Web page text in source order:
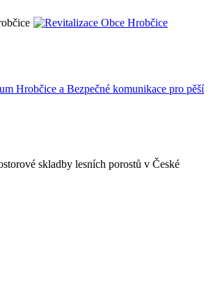
skladby lesních porostů v České